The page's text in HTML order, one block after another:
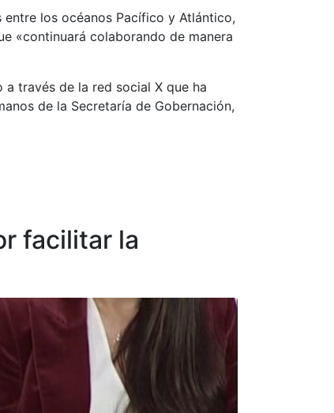
los océanos Pacífico y Atlántico,
«continuará colaborando de manera
través de la red social X que ha
de la Secretaría de Gobernación,
facilitar la